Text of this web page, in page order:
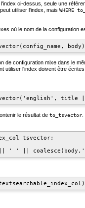
ci-dessus, seule une
peut utiliser l'index, mais WHERE
où le nom de la configuration
de configuration mixe dans le
utiliser l'index doivent être
le résultat de to_tsvector
tsvector;